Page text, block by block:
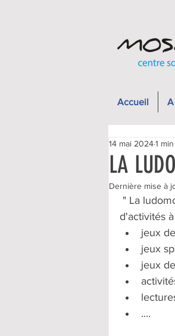
Accueil
LA
14 mai 20241
Dernière mise à
d'activités
jeux
jeux
jeux
....